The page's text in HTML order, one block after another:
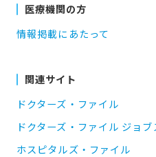
医療機関の方
情報掲載にあたって
関連サイト
ドクターズ・ファイル
ドクターズ・ファイル ジョブ
ホスピタルズ・ファイル